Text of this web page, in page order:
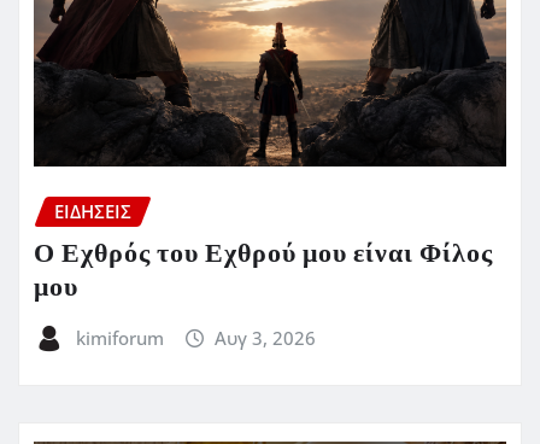
ΕΙΔΗΣΕΙΣ
Ο Εχθρός του Εχθρού μου είναι Φίλος
μου
kimiforum Αυγ 3, 2026